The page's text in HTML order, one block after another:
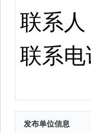
发布单位信息